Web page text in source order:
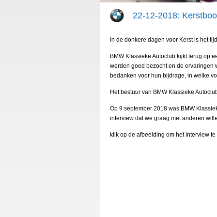
22-12-2018:
In de donkere dagen voor Kerst is het
BMW Klassieke Autoclub kijkt terug op
werden goed bezocht en de ervaringen
bedanken voor hun bijdrage, in welke
Het bestuur van BMW Klassieke
Op 9 september 2018 was BMW
interview dat we graag met anderen
klik op de afbeelding om het interview